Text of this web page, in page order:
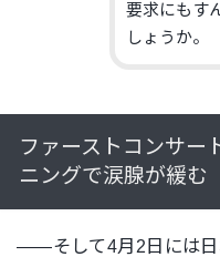
要求にもす
しょうか。
ファーストコンサー
ニングで涙腺が緩む
——そして4月2日には日